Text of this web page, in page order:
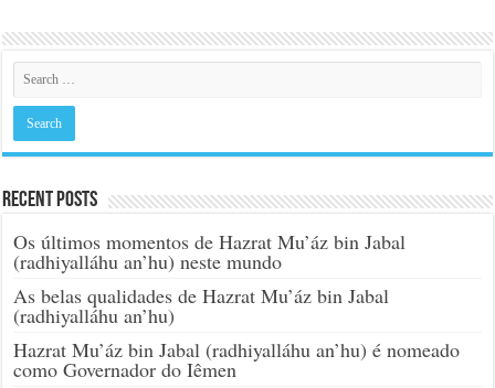
Recent Posts
Os últimos momentos de Hazrat Mu’áz bin Jabal
(radhiyalláhu an’hu) neste mundo
As belas qualidades de Hazrat Mu’áz bin Jabal
(radhiyalláhu an’hu)
Hazrat Mu’áz bin Jabal (radhiyalláhu an’hu) é nomeado
como Governador do Iêmen